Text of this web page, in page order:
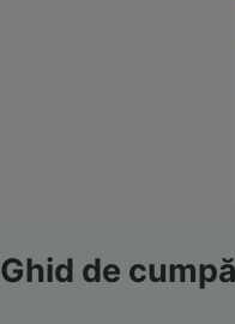
Ghid de